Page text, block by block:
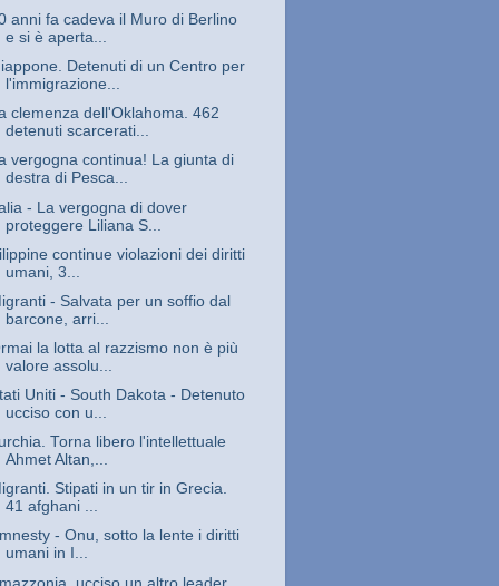
anni fa cadeva il Muro di Berlino
e si è aperta...
Detenuti di un Centro per
l'immigrazione...
clemenza dell'Oklahoma. 462
detenuti scarcerati...
vergogna continua! La giunta di
destra di Pesca...
- La vergogna di dover
proteggere Liliana S...
continue violazioni dei diritti
umani, 3...
- Salvata per un soffio dal
barcone, arri...
la lotta al razzismo non è più
valore assolu...
Uniti - South Dakota - Detenuto
ucciso con u...
Torna libero l'intellettuale
Ahmet Altan,...
Stipati in un tir in Grecia.
41 afghani ...
- Onu, sotto la lente i diritti
umani in I...